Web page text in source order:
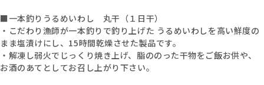
■一本釣りうるめいわし 丸干（１日干）
・こだわり漁師が一本釣りで釣り上げた うるめいわしを高い鮮度の
まま塩漬けにし、15時間乾燥させた製品です。
・解凍し弱火でじっくり焼き上げ、脂ののった干物をご飯お供や、
お酒のあてとしてお召し上がり下さい。